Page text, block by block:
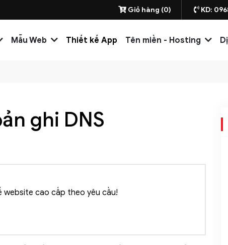
Giỏ hàng (0) KD:
Mẫu Web Thiết kế App Tên miền - Hosting
ghi DNS
cao cấp theo yêu cầu!